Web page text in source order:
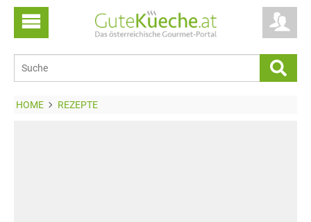
HOME REZEPTE